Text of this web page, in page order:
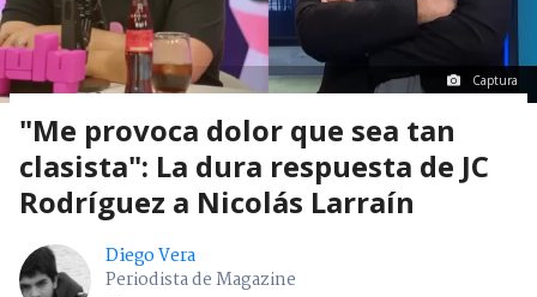
Captura
"Me provoca dolor que sea tan
clasista": La dura respuesta de JC
Rodríguez a Nicolás Larraín
Diego Vera
Periodista de Magazine